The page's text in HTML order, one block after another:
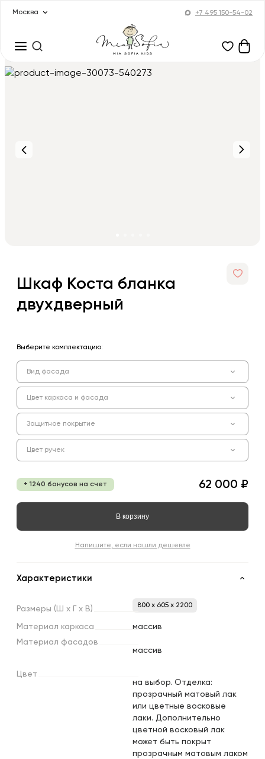
Москва +7 495 150-54-02
Шкаф Коста бланка
двухдверный
Выберите комплектацию:
Вид фасада
Цвет каркаса и фасада
Защитное покрытие
Цвет ручек
+ 1240 бонусов на счет 62 000 ₽
В корзину
Напишите, если нашли дешевле
Характеристики
Размеры (Ш х х В) 800 x 605 x 2200
Материал каркаса
массив
Материал фасадов
массив
Цвет
на выбор. Отделка:
прозрачный матовый лак
или цветные восковые
лаки. Дополнительно
цветной восковый лак
может быть покрыт
прозрачным матовым лаком